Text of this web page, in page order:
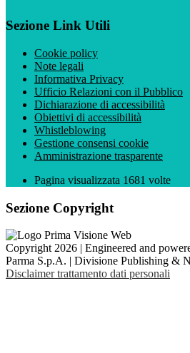
Sezione Link Utili
Cookie policy
Note legali
Informativa Privacy
Ufficio Relazioni con il Pubblico
Dichiarazione di accessibilità
Obiettivi di accessibilità
Whistleblowing
Gestione consensi cookie
Amministrazione trasparente
Pagina visualizzata 1681 volte
Sezione Copyright
Copyright 2026 | Engineered and
Parma S.p.A. | Divisione Publishing &
Disclaimer trattamento dati personali